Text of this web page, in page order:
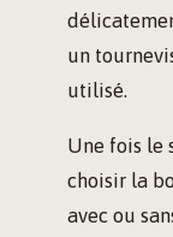
un
utilisé.
Une fois le
choisir la
avec ou